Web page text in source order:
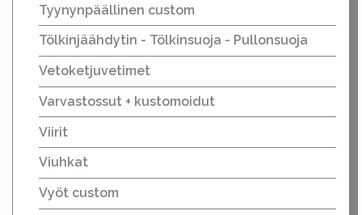
Tyynynpäällinen custom
Tölkinjäähdytin - Tölkinsuoja - Pullonsuoja
Vetoketjuvetimet
Varvastossut + kustomoidut
Viirit
Viuhkat
Vyöt custom